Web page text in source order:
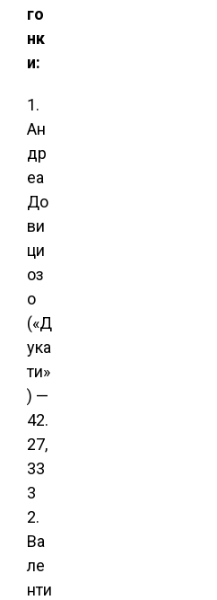
го
нк
и:
1.
Ан
др
еа
До
ви
ци
оз
о
(«Д
ука
ти»
) —
42.
27,
33
3
2.
Ва
ле
нти